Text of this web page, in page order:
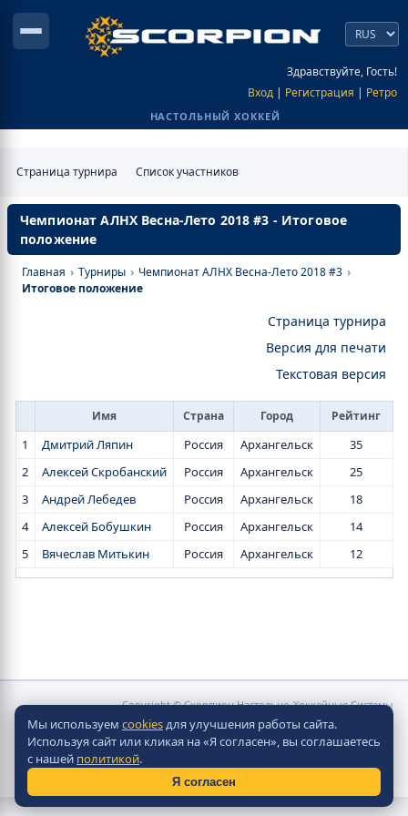
Здравствуйте, Гость!
Вход | Регистрация | Ретро
НАСТОЛЬНЫЙ ХОККЕЙ
Страница турнира Список участников
Чемпионат АЛНХ Весна-Лето 2018 #3 - Итоговое
положение
Главная › Турниры › Чемпионат АЛНХ Весна-Лето 2018 #3 ›
Итоговое положение
Страница турнира
Версия для печати
Текстовая версия
Имя Страна Город Рейтинг
1 Дмитрий Ляпин Россия Архангельск
35
2
Алексей Скробанский Россия Архангельск
25
3
Андрей Лебедев Россия Архангельск
18
4
Алексей Бобушкин Россия Архангельск
14
5
Вячеслав Митькин Россия Архангельск 12
Copyright © Скорпион Настольно-Хоккейные Системы
Разработка сайта -Site in TOP
Мы используем cookiesдля улучшения работы сайта.
Используя сайт или кликая на «Я согласен», вы соглашаетесь
с нашей политикой.
Я согласен